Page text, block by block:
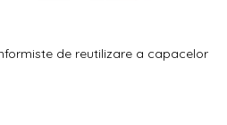
de reutilizare a capacelor